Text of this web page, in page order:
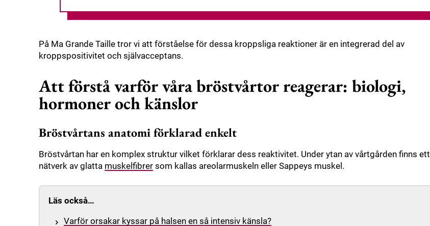
På Ma Grande Taille tror vi att förståelse för dessa kroppsliga reaktioner är en integrerad del av
kroppspositivitet och självacceptans.
Att förstå varför våra bröstvårtor reagerar: biologi,
hormoner och känslor
Bröstvårtans anatomi förklarad enkelt
Bröstvårtan har en komplex struktur vilket förklarar dess reaktivitet. Under ytan av vårtgården finns ett
nätverk av glatta muskelfibrer som kallas areolarmuskeln eller Sappeys muskel.
Läs också…
Varför orsakar kyssar på halsen en så intensiv känsla?